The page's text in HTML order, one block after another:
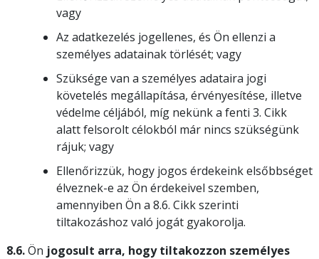
vagy
Az adatkezelés jogellenes, és Ön ellenzi a
személyes adatainak törlését; vagy
Szüksége van a személyes adataira jogi
követelés megállapítása, érvényesítése, illetve
védelme céljából, míg nekünk a fenti 3. Cikk
alatt felsorolt célokból már nincs szükségünk
rájuk; vagy
Ellenőrizzük, hogy jogos érdekeink elsőbbséget
élveznek-e az Ön érdekeivel szemben,
amennyiben Ön a 8.6. Cikk szerinti
tiltakozáshoz való jogát gyakorolja.
8.6.Ön jogosult arra, hogy tiltakozzon személyes